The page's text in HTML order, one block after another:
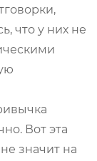
что у них не
Вот эта
значит на